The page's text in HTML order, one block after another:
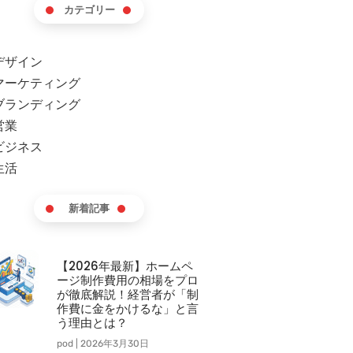
カテゴリー
ザイン
ーケティング
ランディング
業
ジネス
活
新着記事
【2026年最新】ホームペ
ージ制作費用の相場をプロ
が徹底解説！経営者が「制
作費に金をかけるな」と言
う理由とは？
pod 2026年3月30日